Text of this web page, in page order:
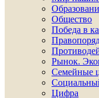
Общество
Победа в
Рынок.
Семейные
Цифра